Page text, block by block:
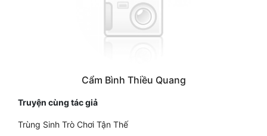
Đông Phương Huyền Huyễn
Cẩu Đạo Trường Sinh
Ngự Thú
Cẩm Bình Thiều Quang
Truyện cùng tác giả
Trùng Sinh Trò Chơi Tận Thế